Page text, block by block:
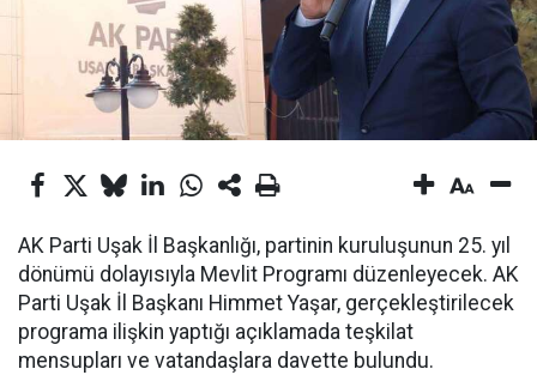
AK Parti Uşak İl Başkanlığı, partinin kuruluşunun 25. yıl
dönümü dolayısıyla Mevlit Programı düzenleyecek. AK
Parti Uşak İl Başkanı Himmet Yaşar, gerçekleştirilecek
programa ilişkin yaptığı açıklamada teşkilat
mensupları ve vatandaşlara davette bulundu.